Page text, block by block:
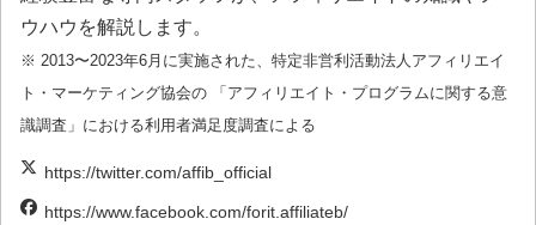
ウハウを解説します。
※ 2013〜2023年6月に実施された、特定非営利活動法人アフィリエイ
ト・マーケティング協会の 「アフィリエイト・プログラムに関する意
識調査」における利用者満足度調査による
https://twitter.com/affib_official
https://www.facebook.com/forit.affiliateb/